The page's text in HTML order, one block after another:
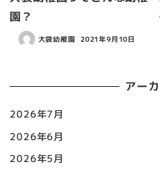
園？
大袋幼稚園 2021年9月10日
アー
2026年7月
2026年6月
2026年5月